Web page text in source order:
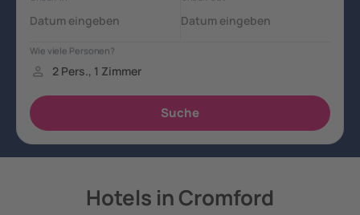
Hotels in Cromford